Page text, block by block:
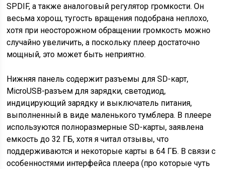
SPDIF, а также аналоговый регулятор громкости. Он
весьма хорош, тугость вращения подобрана неплохо,
хотя при неосторожном обращении громкость можно
случайно увеличить, а поскольку плеер достаточно
мощный, это может быть неприятно.
Нижняя панель содержит разъемы для SD-карт,
MicroUSB-разъем для зарядки, светодиод,
индицирующий зарядку и выключатель питания,
выполненный в виде маленького тумблера. В плеере
используются полноразмерные SD-карты, заявлена
емкость до 32 ГБ, хотя я читал отзывы, что
поддерживаются и некоторые карты в 64 ГБ. В связи с
особенностями интерфейса плеера (про которые чуть